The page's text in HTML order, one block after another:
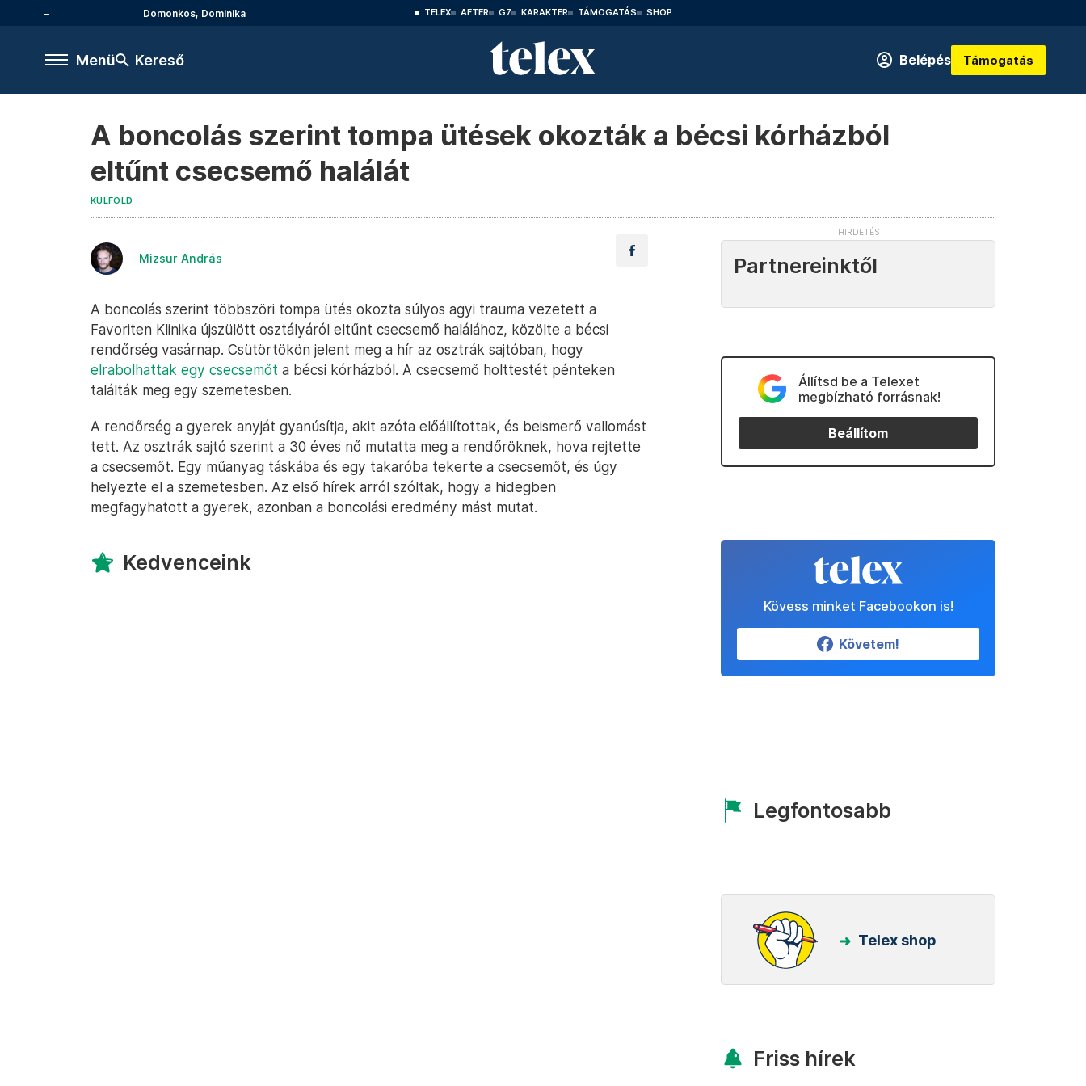
Domonkos, Dominika TELEX AFTER G7 KARAKTER TÁMOGATÁS SHOP
Menü Kereső Belépés Támogatás
A boncolás szerint tompa ütések okozták a bécsi kórházból
eltűnt csecsemő halálát
KÜLFÖLD
Mizsur András
A boncolás szerint többszöri tompa ütés okozta súlyos agyi trauma vezetett a
Favoriten Klinika újszülött osztályáról eltűnt csecsemő halálához, közölte a bécsi
rendőrség vasárnap. Csütörtökön jelent meg a hír az osztrák sajtóban, hogy
elrabolhattak egy csecsemőt a bécsi kórházból. A csecsemő holttestét pénteken
találták meg egy szemetesben.
A rendőrség a gyerek anyját gyanúsítja, akit azóta előállítottak, és beismerő vallomást
tett. Az osztrák sajtó szerint a 30 éves nő mutatta meg a rendőröknek, hova rejtette
a csecsemőt. Egy műanyag táskába és egy takaróba tekerte a csecsemőt, és úgy
helyezte el a szemetesben. Az első hírek arról szóltak, hogy a hidegben
megfagyhatott a gyerek, azonban a boncolási eredmény mást mutat.
Kedvenceink
Partnereinktől
Állítsd be a Telexet
megbízható forrásnak!
Beállítom
Kövess minket Facebookon is!
Követem!
Legfontosabb
Telex shop
Friss hírek